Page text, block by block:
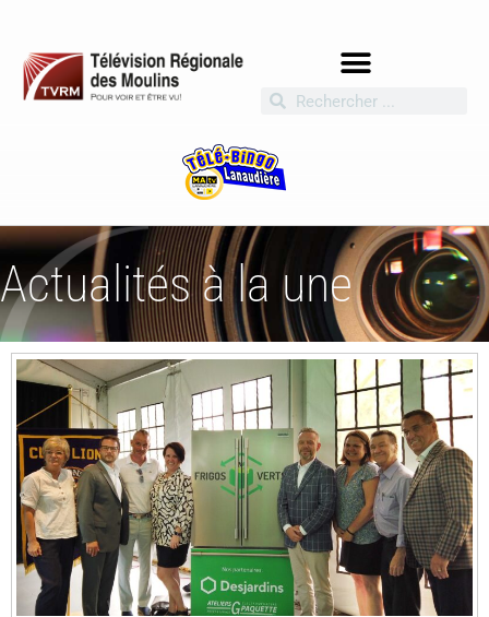
Actualités à la une